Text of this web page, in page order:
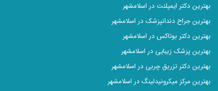
بهترین دکتر ایمپلنت در اسلامشهر
بهترین جراح دندانپزشک در اسلامشهر
بهترین دکتر بوتاکس در اسلامشهر
بهترین پزشک زیبایی در اسلامشهر
بهترین دکتر تزریق چربی در اسلامشهر
بهترین مرکز میکرونیدلینگ در اسلامشهر